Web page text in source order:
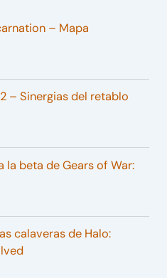
– Mapa
– Sinergias del retablo
la beta de Gears of War:
calaveras de Halo: